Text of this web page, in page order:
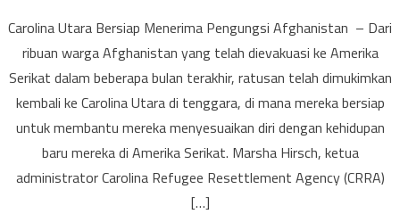
Utara
Carolina Utara Bersiap Menerima Pengungsi Afghanistan – Dari
ribuan warga Afghanistan yang telah dievakuasi ke Amerika
Serikat dalam beberapa bulan terakhir, ratusan telah dimukimkan
kembali ke Carolina Utara di tenggara, di mana mereka bersiap
untuk membantu mereka menyesuaikan diri dengan kehidupan
baru mereka di Amerika Serikat. Marsha Hirsch, ketua
administrator Carolina Refugee Resettlement Agency (CRRA)
[…]